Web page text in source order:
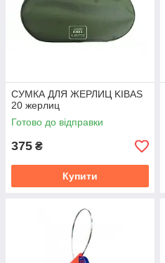
СУМКА ДЛЯ ЖЕРЛИЦ KIBAS
20 жерлиц
Готово до відправки
375 ₴
Купити